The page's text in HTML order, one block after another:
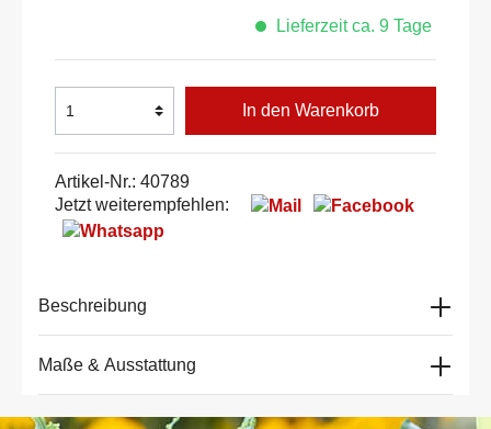
Lieferzeit ca. 9 Tage
In den Warenkorb
Artikel-Nr.: 40789
Jetzt weiterempfehlen:
Beschreibung
Maße & Ausstattung